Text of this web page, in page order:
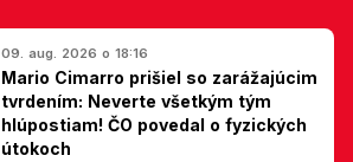
09. aug. 2026 o 18:16
Mario Cimarro prišiel so zarážajúcim
tvrdením: Neverte všetkým tým
hlúpostiam! ČO povedal o fyzických
útokoch